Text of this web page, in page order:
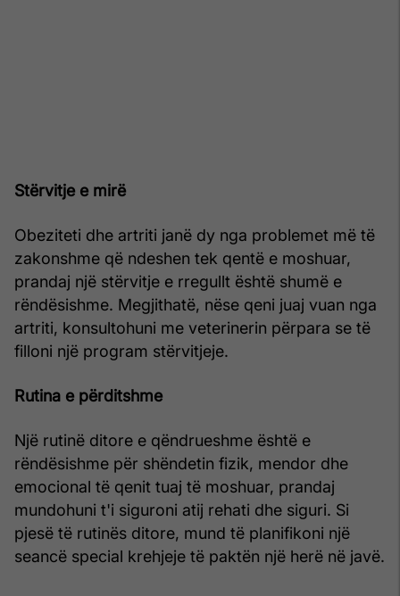
Stërvitje e mirë
Obeziteti dhe artriti janë dy nga problemet më të
zakonshme që ndeshen tek qentë e moshuar,
prandaj një stërvitje e rregullt është shumë e
rëndësishme. Megjithatë, nëse qeni juaj vuan nga
artriti, konsultohuni me veterinerin përpara se të
filloni një program stërvitjeje.
Rutina e përditshme
Një rutinë ditore e qëndrueshme është e
rëndësishme për shëndetin fizik, mendor dhe
emocional të qenit tuaj të moshuar, prandaj
mundohuni t'i siguroni atij rehati dhe siguri. Si
pjesë të rutinës ditore, mund të planifikoni një
seancë special krehjeje të paktën një herë në javë.